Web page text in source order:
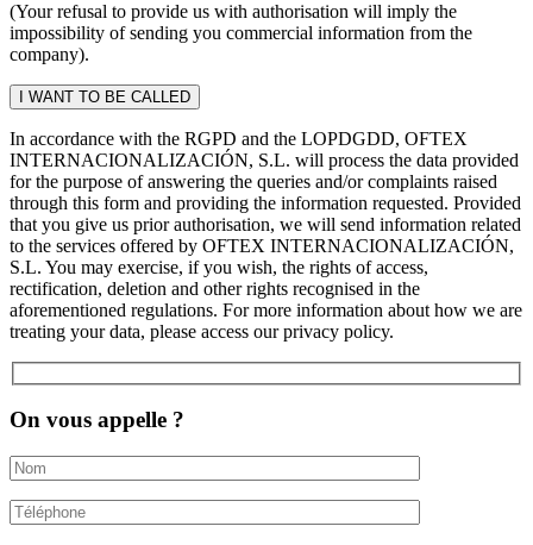
(Your refusal to provide us with authorisation will imply the
impossibility of sending you commercial information from the
company).
In accordance with the RGPD and the LOPDGDD, OFTEX
INTERNACIONALIZACIÓN, S.L. will process the data provided
for the purpose of answering the queries and/or complaints raised
through this form and providing the information requested. Provided
that you give us prior authorisation, we will send information related
to the services offered by OFTEX INTERNACIONALIZACIÓN,
S.L. You may exercise, if you wish, the rights of access,
rectification, deletion and other rights recognised in the
aforementioned regulations. For more information about how we are
treating your data, please access our privacy policy.
On vous appelle ?